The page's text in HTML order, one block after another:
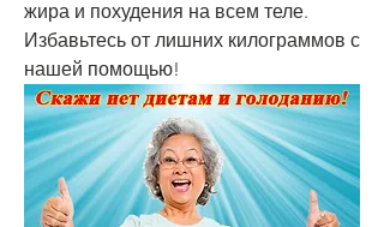
жира и похудения на всем теле.
Избавьтесь от лишних килограммов с
нашей помощью!